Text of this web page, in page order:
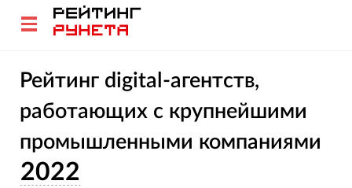
Рейтинг digital-агентств,
работающих с крупнейшими
промышленными компаниями
2022